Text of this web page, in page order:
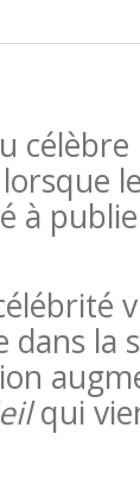
à
dans la
qui